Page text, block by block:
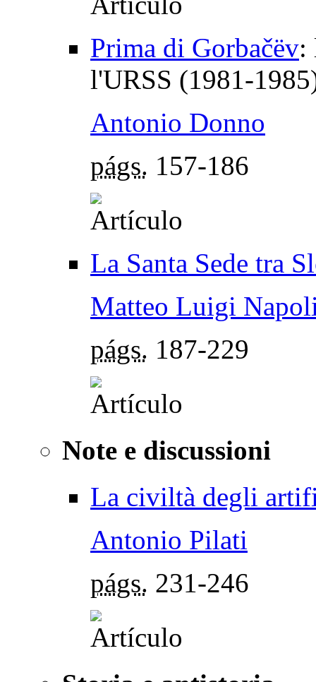
Prima di Gorbačëv:
l'URSS (1981-
Antonio Donno
págs. 157-186
La Santa Sede tra
Matteo Luigi
págs. 187-229
Note e discussioni
La civiltà degli
Antonio Pilati
págs. 231-246